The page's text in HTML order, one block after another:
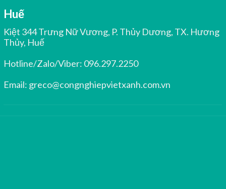
Huế
Kiệt 344 Trưng Nữ Vương, P. Thủy Dương, TX. Hương
Thủy, Huế
Hotline/Zalo/Viber: 096.297.2250
Email: greco@congnghiepvietxanh.com.vn